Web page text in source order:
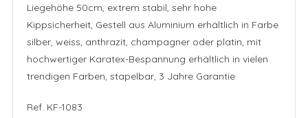
Liegehöhe 50cm, extrem stabil, sehr hohe
Kippsicherheit, Gestell aus Aluminium erhältlich in Farbe
silber, weiss, anthrazit, champagner oder platin, mit
hochwertiger Karatex-Bespannung erhältlich in vielen
trendigen Farben, stapelbar, 3 Jahre Garantie
Ref. KF-1083